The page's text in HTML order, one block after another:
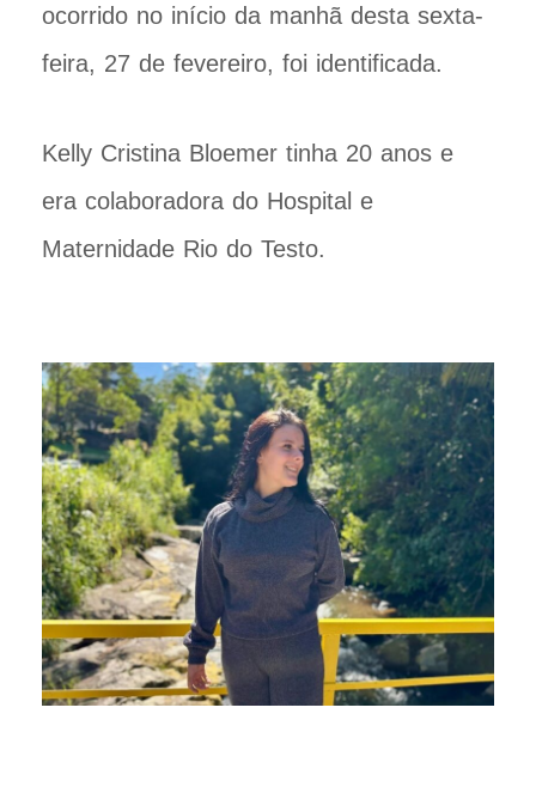
ocorrido no início da manhã desta sexta-
feira, 27 de fevereiro, foi identificada.
Kelly Cristina Bloemer tinha 20 anos e
era colaboradora do Hospital e
Maternidade Rio do Testo.